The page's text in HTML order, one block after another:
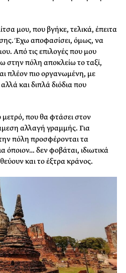
μου, που βγήκε, τελικά, έπειτα
Έχω αποφασίσει, όμως, να
Από τις επιλογές που μου
στην πόλη αποκλείω το ταξί,
πλέον πιο οργανωμένη, με
και διπλά διόδια που
που θα φτάσει στον
αλλαγή γραμμής. Για
πόλη προσφέρονται τα
όποιον… δεν φοβάται, ιδιωτικά
και το έξτρα κράνος.